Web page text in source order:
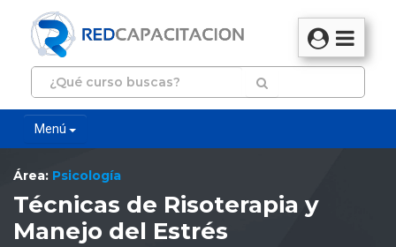
Menú
Área: Psicología
Técnicas de Risoterapia y
Manejo del Estrés